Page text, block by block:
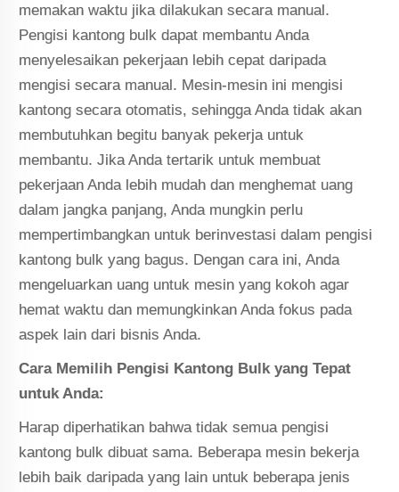
memakan waktu jika dilakukan secara manual.
Pengisi kantong bulk dapat membantu Anda
menyelesaikan pekerjaan lebih cepat daripada
mengisi secara manual. Mesin-mesin ini mengisi
kantong secara otomatis, sehingga Anda tidak akan
membutuhkan begitu banyak pekerja untuk
membantu. Jika Anda tertarik untuk membuat
pekerjaan Anda lebih mudah dan menghemat uang
dalam jangka panjang, Anda mungkin perlu
mempertimbangkan untuk berinvestasi dalam pengisi
kantong bulk yang bagus. Dengan cara ini, Anda
mengeluarkan uang untuk mesin yang kokoh agar
hemat waktu dan memungkinkan Anda fokus pada
aspek lain dari bisnis Anda.
Cara Memilih Pengisi Kantong Bulk yang Tepat
untuk Anda:
Harap diperhatikan bahwa tidak semua pengisi
kantong bulk dibuat sama. Beberapa mesin bekerja
lebih baik daripada yang lain untuk beberapa jenis